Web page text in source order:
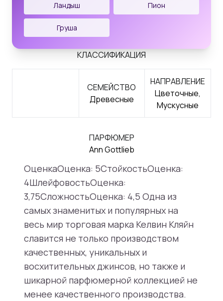
Ландыш Пион
Груша
КЛАССИФИКАЦИЯ
СЕМЕЙСТВО
Древесные
НАПРАВЛЕНИЕ
Цветочные,
Мускусные
ПАРФЮМЕР
Ann Gottlieb
ОценкаОценка: 5СтойкостьОценка:
4ШлейфовостьОценка:
3,75СложностьОценка: 4,5 Одна из
самых знаменитых и популярных на
весь мир торговая марка Келвин Кляйн
славится не только производством
качественных, уникальных и
восхитительных джинсов, но также и
шикарной парфюмерной коллекцией не
менее качественного производства.